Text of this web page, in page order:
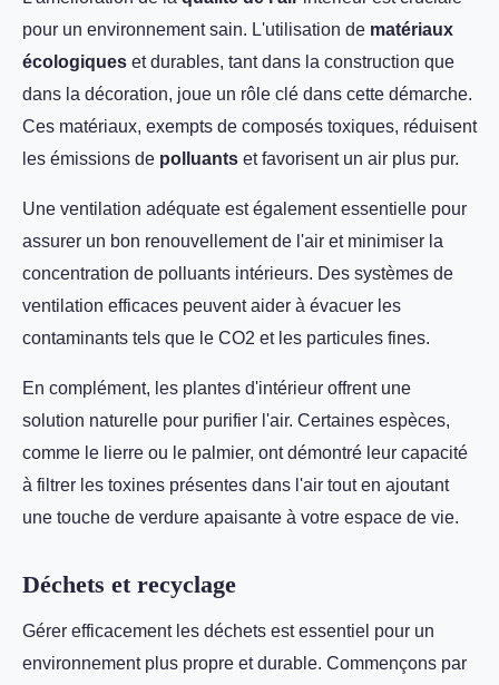
pour un environnement sain. L'utilisation de matériaux
écologiques et durables, tant dans la construction que
dans la décoration, joue un rôle clé dans cette démarche.
Ces matériaux, exempts de composés toxiques, réduisent
les émissions de polluants et favorisent un air plus pur.
Une ventilation adéquate est également essentielle pour
assurer un bon renouvellement de l'air et minimiser la
concentration de polluants intérieurs. Des systèmes de
ventilation efficaces peuvent aider à évacuer les
contaminants tels que le CO2 et les particules fines.
En complément, les plantes d'intérieur offrent une
solution naturelle pour purifier l'air. Certaines espèces,
comme le lierre ou le palmier, ont démontré leur capacité
à filtrer les toxines présentes dans l'air tout en ajoutant
une touche de verdure apaisante à votre espace de vie.
Déchets et recyclage
Gérer efficacement les déchets est essentiel pour un
environnement plus propre et durable. Commençons par